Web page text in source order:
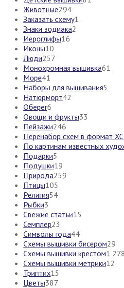
Животные294
Заказать схему1
Знаки зодиака2
Иероглифы16
Иконы10
Люди257
Монохромная вышивка61
Море41
Наборы для вышивания5
Натюрморт42
Оберег6
Овощи и фрукты33
Пейзажи246
Перенабор схем в формат
По картинам известных
Подарки5
Подушки19
Природа259
Птицы105
Религия54
Рыбки3
Свежие статьи15
Семплер23
Символы года44
Схемы вышивки бисером29
Схемы вышивки крестом1 278
Схемы вышивки метрики12
Триптих15
Цветы387